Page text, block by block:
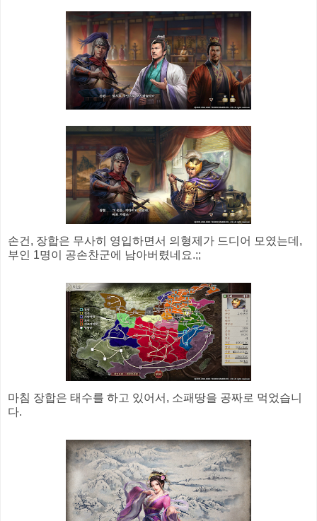
손건, 장합은 무사히 영입하면서 의형제가 드디어 모였는데,
부인 1명이 공손찬군에 남아버렸네요.;;
마침 장합은 태수를 하고 있어서, 소패땅을 공짜로 먹었습니
다.